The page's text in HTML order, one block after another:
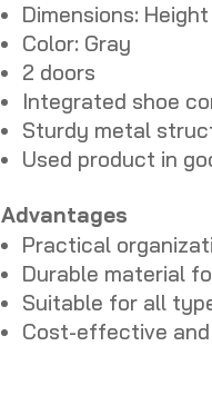
Dimensions:
Color: Gray
2 doors
Integrated shoe
Sturdy metal
Used product in
Advantages
Practical
Durable material
Suitable for all
Cost-effective